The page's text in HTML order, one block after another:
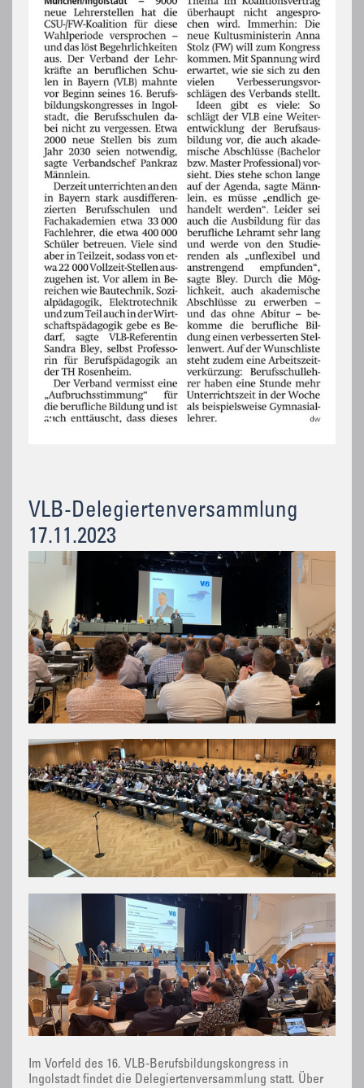
VLB-Delegiertenversammlung
17.11.2023
Im Vorfeld des 16. VLB-Berufsbildungskongress in
Ingolstadt findet die Delegiertenversammlung statt. Über